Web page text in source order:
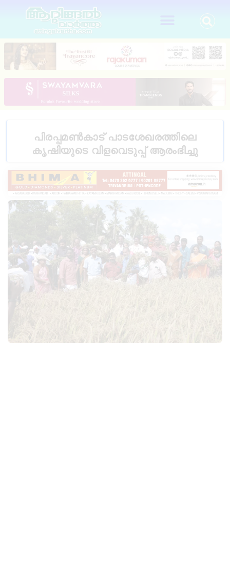
പിരപ്പമൺകാട് പാടശേഖരത്തിലെ
കൃഷിയുടെ വിളവെടുപ്പ് ആരംഭിച്ചു